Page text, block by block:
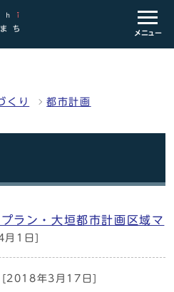
メニュー
くり 都市計画
ラン・大垣都市計画区域マ
月1日]
[2018年3月17日]